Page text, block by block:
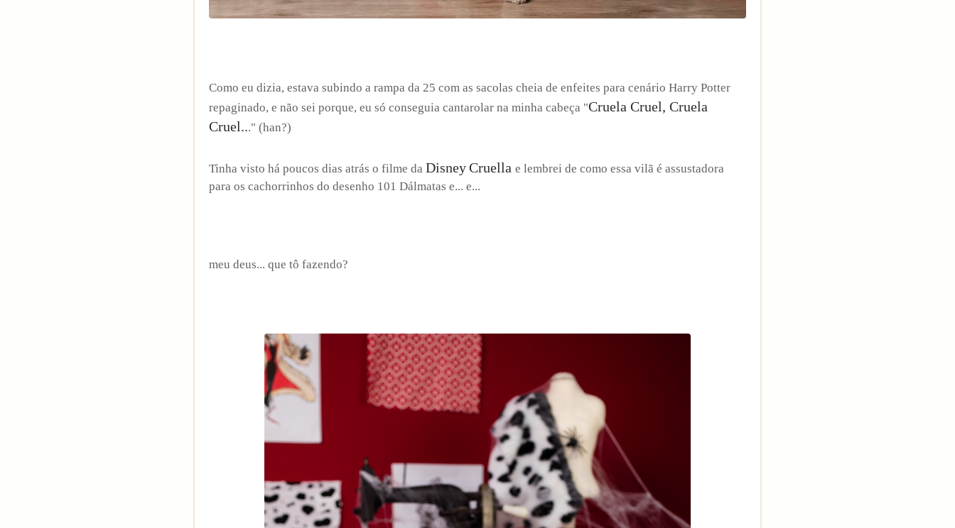
Como eu dizia, estava subindo a rampa da 25 com as sacolas cheia de enfeites para cenário Harry Potter
repaginado, e não sei porque, eu só conseguia cantarolar na minha cabeça "Cruela Cruel, Cruela
Cruel..." (han?)
Tinha visto há poucos dias atrás o filme da DisneyCruella e lembrei de como essa vilã é assustadora
para os cachorrinhos do desenho 101 Dálmatas e... e...
meu deus... que tô fazendo?